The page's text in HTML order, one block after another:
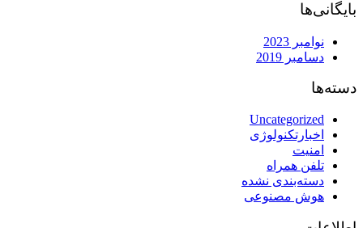
بایگانی‌ها
نوامبر 2023
دسامبر 2019
دسته‌ها
Uncategorized
اخبارتکنولوژی
امنیت
تلفن همراه
دسته‌بندی نشده
هوش مصنوعی